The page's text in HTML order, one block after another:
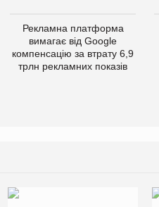
Рекламна платформа
вимагає від Google
компенсацію за втрату 6,9
трлн рекламних показів